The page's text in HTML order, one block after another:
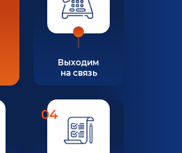
Выходим
на связь
04